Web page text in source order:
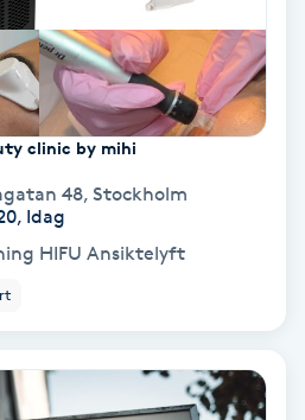
clinic by mihi
48, Stockholm
Idag
HIFU Ansiktelyft